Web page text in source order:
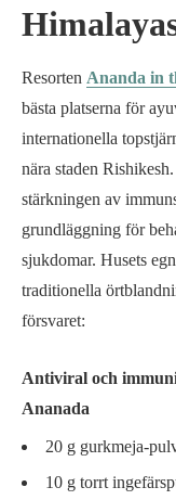
Resorten Ananda in
bästa platserna för
internationella
nära staden
stärkningen av
grundläggning för
sjukdomar. Husets
traditionella
försvaret:
Antiviral och
Ananada
20 g gurkmeja-
10 g torrt